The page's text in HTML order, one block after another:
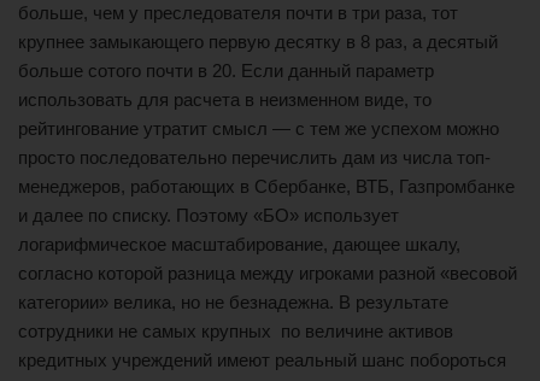
больше, чем у преследователя почти в три раза, тот
крупнее замыкающего первую десятку в 8 раз, а десятый
больше сотого почти в 20. Если данный параметр
использовать для расчета в неизменном виде, то
рейтингование утратит смысл — с тем же успехом можно
просто последовательно перечислить дам из числа топ-
менеджеров, работающих в Сбербанке, ВТБ, Газпромбанке
и далее по списку. Поэтому «БО» использует
логарифмическое масштабирование, дающее шкалу,
согласно которой разница между игроками разной «весовой
категории» велика, но не безнадежна. В результате
сотрудники не самых крупных по величине активов
кредитных учреждений имеют реальный шанс побороться